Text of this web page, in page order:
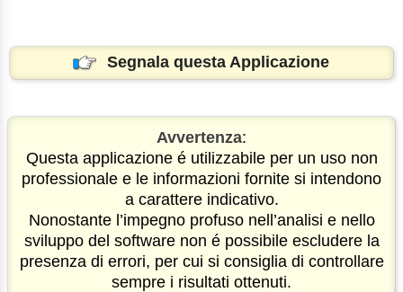
Segnala questa Applicazione
Avvertenza:
Questa applicazione é utilizzabile per un uso non
professionale e le informazioni fornite si intendono
a carattere indicativo.
Nonostante l’impegno profuso nell’analisi e nello
sviluppo del software non é possibile escludere la
presenza di errori, per cui si consiglia di controllare
sempre i risultati ottenuti.